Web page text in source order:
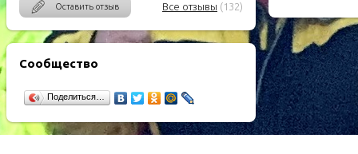
Оставить отзыв Все отзывы (132)
Сообщество
Поделиться…